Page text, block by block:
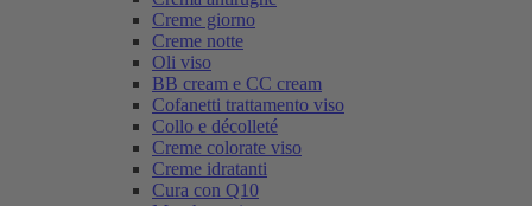
Creme giorno
Creme notte
Oli viso
BB cream e CC cream
Cofanetti trattamento viso
Collo e décolleté
Creme colorate viso
Creme idratanti
Cura con Q10